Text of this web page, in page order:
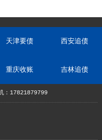
天津要债 西安追债
重庆收账 吉林追债
：17821879799